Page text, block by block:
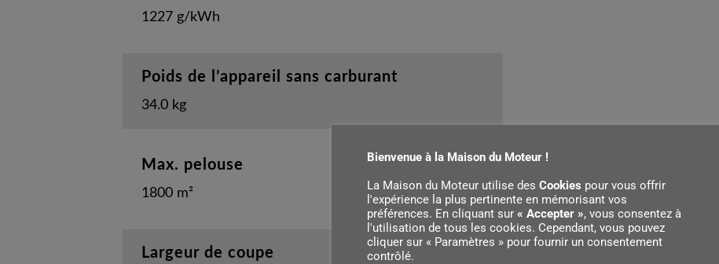
1227 g/kWh
Poids de l’appareil sans carburant
34.0 kg
Max. pelouse
1800 m²
Largeur de coupe
Bienvenue à la Maison du Moteur !
La Maison du Moteur utilise des Cookies pour vous offrir
l'expérience la plus pertinente en mémorisant vos
préférences. En cliquant sur « Accepter », vous consentez à
l'utilisation de tous les cookies. Cependant, vous pouvez
cliquer sur « Paramètres » pour fournir un consentement
contrôlé.